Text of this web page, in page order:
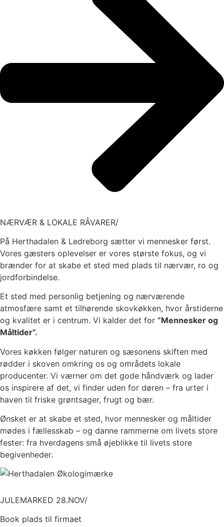
NÆRVÆR & LOKALE RÅVARER/
På Herthadalen & Ledreborg sætter vi mennesker først.
Vores gæsters oplevelser er vores største fokus, og vi
brænder for at skabe et sted med plads til nærvær, ro og
jordforbindelse.
Et sted med personlig betjening og nærværende
atmosfære samt et tilhørende skovkøkken, hvor årstiderne
og kvalitet er i centrum. Vi kalder det for ”Mennesker og
Måltider”.
Vores køkken følger naturen og sæsonens skiften med
rødder i skoven omkring os og områdets lokale
producenter. Vi værner om det gode håndværk og lader
os inspirere af det, vi finder uden for døren – fra urter i
haven til friske grøntsager, frugt og bær.
Ønsket er at skabe et sted, hvor mennesker og måltider
mødes i fællesskab – og danne rammerne om livets store
fester: fra hverdagens små øjeblikke til livets store
begivenheder.
JULEMARKED 28.NOV/
Book plads til firmaet